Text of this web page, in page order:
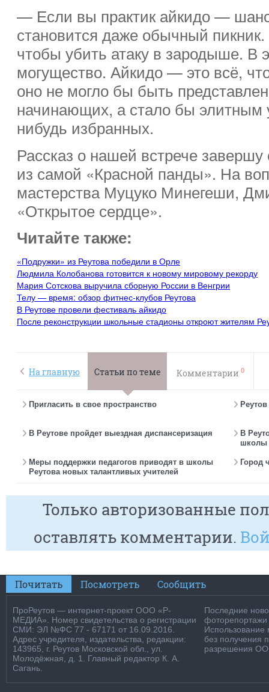
— Если вы практик айкидо —
становится даже обычный
чтобы убить атаку в зародыше. В
могущество. Айкидо — это всё,
оно не могло бы быть
начинающих, а стало бы элитным
нибудь избранных.
Рассказ о нашей встрече
из самой «Красной панды». На
мастерства Муцуко Минегеши,
«Открытое сердце».
Читайте также:
«Подружки» из Реутова победили в Орле
Людмила Колобанова готовится к новому мировому рекорду
Мария Сотскова выручила сборную России в Венгрии
Телу — время: обзор фитнес-клубов Реутова
В Реутове провели фестиваль айкидо
После реконструкции школьные стадионы откроют жителям
На главную Статьи по теме Комментарии 0
Пригласить в свое пространство
В Реутове пройдет выездная диспансеризация
В
школы
Меры поддержки педагогов приводят в школы
Реутова новых талантливых учителей
Город
Только авторизованные
оставлять комментарии.
Почитать Посмотреть Сообщить
ПроРеутов — интернет-проект ООО «Р-
МЕДИА». Номер свидетельства о регистрации
СМИ: ЭЛ №ФС 77 - 67171 от 16.09.2016.
Адрес учредителя, издательства, редакции:
143965, г. Реутов Московской обл., ул.
Молодёжная, д. 1. Главный редактор К. А.
Сагань.
Последние
фоторепортажи
Использование
без получения
разрешения